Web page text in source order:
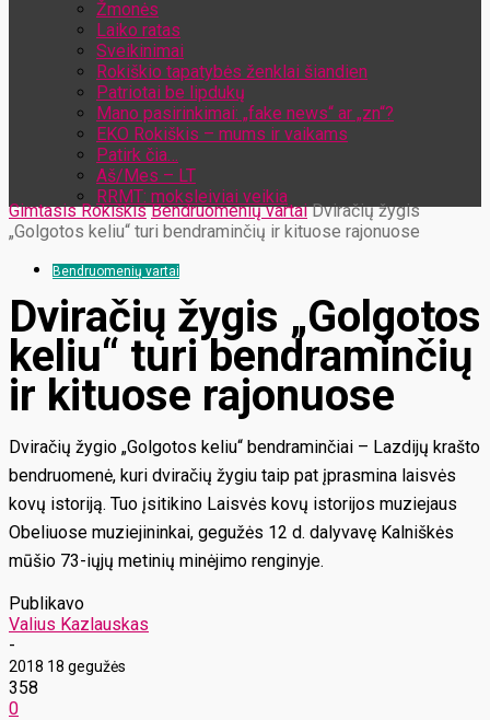
Žmonės
Laiko ratas
Sveikinimai
Rokiškio tapatybės ženklai šiandien
Patriotai be lipdukų
Mano pasirinkimai: „fake news“ ar „zn“?
EKO Rokiškis – mums ir vaikams
Patirk čia…
Aš/Mes – LT
RRMT: moksleiviai veikia
Gimtasis Rokiškis Bendruomenių vartai Dviračių žygis
„Golgotos keliu“ turi bendraminčių ir kituose rajonuose
Bendruomenių vartai
Dviračių žygis „Golgotos
keliu“ turi bendraminčių
ir kituose rajonuose
Dviračių žygio „Golgotos keliu“ bendraminčiai – Lazdijų krašto
bendruomenė, kuri dviračių žygiu taip pat įprasmina laisvės
kovų istoriją. Tuo įsitikino Laisvės kovų istorijos muziejaus
Obeliuose muziejininkai, gegužės 12 d. dalyvavę Kalniškės
mūšio 73-iųjų metinių minėjimo renginyje.
Publikavo
Valius Kazlauskas
-
2018 18 gegužės
358
0